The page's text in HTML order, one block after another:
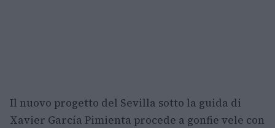
Il nuovo progetto del Sevilla sotto la guida di
Xavier García Pimienta procede a gonfie vele con